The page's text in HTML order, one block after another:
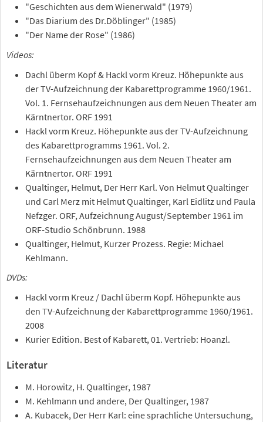
"Geschichten aus dem Wienerwald" (1979)
"Das Diarium des Dr.Döblinger" (1985)
"Der Name der Rose" (1986)
Videos:
Dachl überm Kopf & Hackl vorm Kreuz. Höhepunkte aus
der TV-Aufzeichnung der Kabarettprogramme 1960/1961.
Vol. 1. Fernsehaufzeichnungen aus dem Neuen Theater am
Kärntnertor. ORF 1991
Hackl vorm Kreuz. Höhepunkte aus der TV-Aufzeichnung
des Kabarettprogramms 1961. Vol. 2.
Fernsehaufzeichnungen aus dem Neuen Theater am
Kärntnertor. ORF 1991
Qualtinger, Helmut, Der Herr Karl. Von Helmut Qualtinger
und Carl Merz mit Helmut Qualtinger, Karl Eidlitz und Paula
Nefzger. ORF, Aufzeichnung August/September 1961 im
ORF-Studio Schönbrunn. 1988
Qualtinger, Helmut, Kurzer Prozess. Regie: Michael
Kehlmann.
DVDs:
Hackl vorm Kreuz / Dachl überm Kopf. Höhepunkte aus
den TV-Aufzeichnung der Kabarettprogramme 1960/1961.
2008
Kurier Edition. Best of Kabarett, 01. Vertrieb: Hoanzl.
Literatur
M. Horowitz, H. Qualtinger, 1987
M. Kehlmann und andere, Der Qualtinger, 1987
A. Kubacek, Der Herr Karl: eine sprachliche Untersuchung,